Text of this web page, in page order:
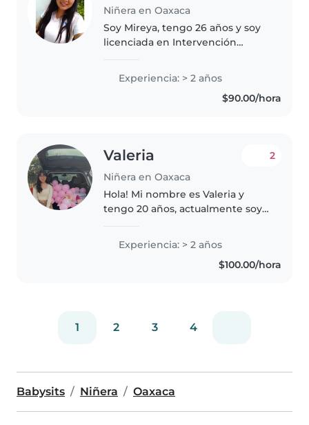
Niñera en Oaxaca
Soy Mireya, tengo 26 años y soy
licenciada en Intervención
y aprendizaje de los niños, soy
paciente y responsable. se
ofrecen cursos en periodos
Experiencia: > 2 años
$90.00/hora
Valeria
Niñera en Oaxaca
2
Hola! Mi nombre es Valeria y
tengo 20 años, actualmente soy
pcosmetología y me encanta
pasar tiempo con niños, así
mismo aprender de ellos. He
Experiencia: > 2 años
$100.00/hora
1 2 3 4
Babysits Niñera Oaxaca